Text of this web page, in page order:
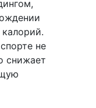
не
снижает